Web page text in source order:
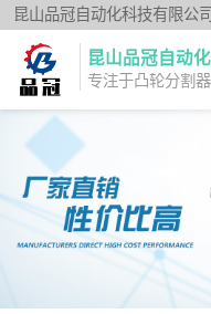
昆山品冠自动化科技有限公
产制造型企业；闽台分割器
轴、品冠分割器：法兰型
圆柱重负载型Y系列；公司
定制服务。
昆山品冠自动
专注于凸轮分割
中空旋转平台TH
系列
升降摇摆型FH系
列
重负载滚柱YT系
平板共轭型PU系